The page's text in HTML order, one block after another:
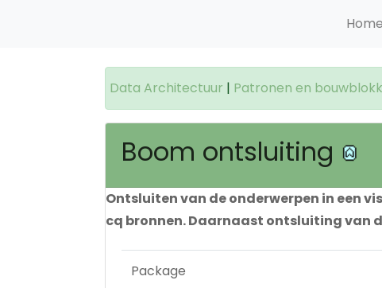
Home
Data Architectuur | Patronen en
Boom ontsluiting
Ontsluiten van de onderwerpen in een
cq bronnen. Daarnaast ontsluiting van
Package